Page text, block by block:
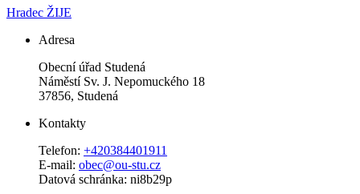
Hradec ŽIJE
Adresa
Obecní úřad Studená
Náměstí Sv. J. Nepomuckého 18
37856, Studená
Kontakty
Telefon: +420384401911
E-mail: obec@ou-stu.cz
Datová schránka: ni8b29p